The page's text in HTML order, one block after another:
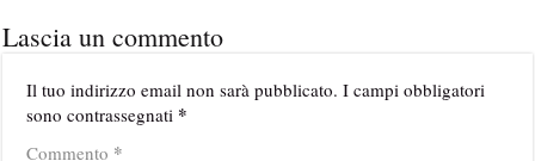
Lascia un commento
Il tuo indirizzo email non sarà pubblicato. I campi obbligatori
sono contrassegnati *
Commento *